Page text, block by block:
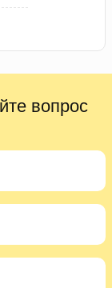
вопрос